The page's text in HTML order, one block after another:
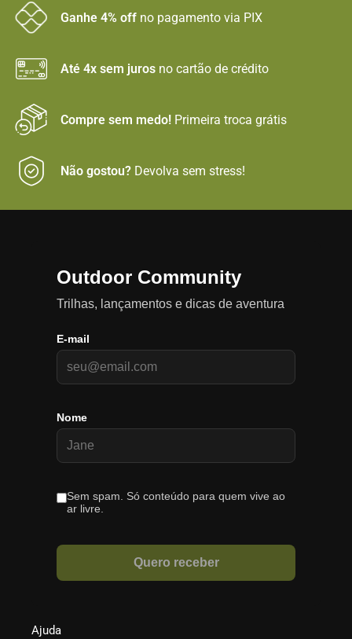
Ganhe 4% off no pagamento via PIX
Até 4x sem juros no cartão de crédito
Compre sem medo! Primeira troca grátis
Não gostou? Devolva sem stress!
Ajuda